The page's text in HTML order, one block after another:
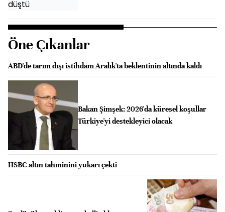
Öne Çıkanlar
ABD'de tarım dışı istihdam Aralık'ta beklentinin altında kaldı
Bakan Şimşek: 2026'da küresel koşullar
Türkiye'yi destekleyici olacak
HSBC altın tahminini yukarı çekti